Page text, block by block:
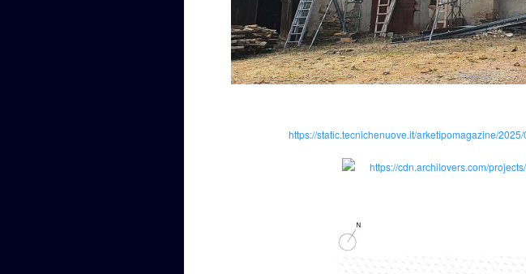
https://static.tecnichenuove.it/arketipomagazine/
https://cdn.archilovers.com/